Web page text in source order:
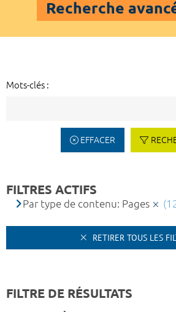
Recherche
Mots-clés :
EFFACER
FILTRES ACTIFS
Par type de contenu: Pages
RETIRER TOUS LES
FILTRE DE RÉSULTATS